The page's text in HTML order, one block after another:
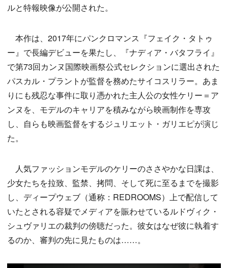
ルと特報映像が公開された。
本作は、2017年にパンクロマンス『フェイク・タトゥ
ー』で長編デビューを果たし、『ナディア・バタフライ』
で第73回カンヌ国際映画祭公式セレクションに選出された
パスカル・プラントが監督を務めたサイコスリラー。あま
りにも残忍な事件に取り憑かれた主人公の女性ケリー＝ア
ンヌを、モデルのキャリアを積みながら映画制作を専攻
し、自らも映画監督をするジュリエット・ガリエピが演じ
た。
人気ファッションモデルのケリーのささやかな日課は、
少女たちを拉致、監禁、拷問、そして死に至るまでを撮影
し、ディープウェブ（通称：REDROOMS）上で配信して
いたとされる容疑でメディアを賑わせているルドヴィク・
シュヴァリエの裁判の傍聴だった。彼女はなぜ彼に執着す
るのか、審判の先に見たものは……。